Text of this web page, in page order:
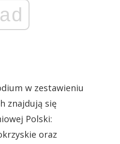
ad
w zestawieniu
znajdują się
Polski:
oraz